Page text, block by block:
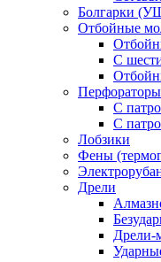
Болгарки
Отбойные
С
Перфораторы
С
С
Лобзики
Фены
Дрели
Дрели-